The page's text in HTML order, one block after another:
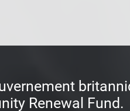
Renewal Fund.